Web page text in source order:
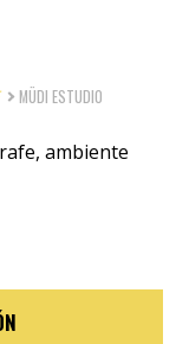
MÜDI ESTUDIO
ambiente